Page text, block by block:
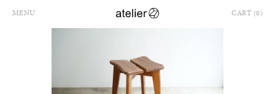
MENU CART (0)